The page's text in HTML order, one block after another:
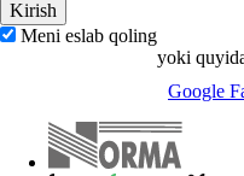
Meni eslab qoling
yoki
Google